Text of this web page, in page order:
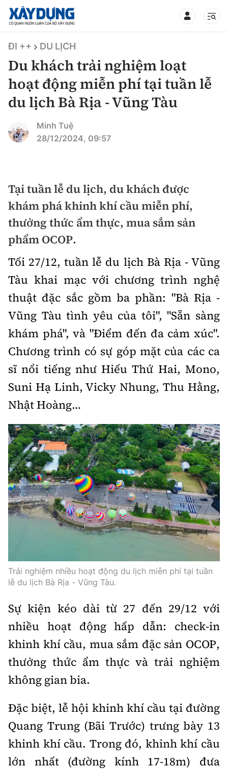
TIN BỘ XÂY DỰNG
CHUYÊN MỤC
Mới nhất
Chính trị
Xã hội
Chuyện dọc đường
Cải chính
Xây dựng
Chỉ đạo điều hành
Quy hoạch kiến trúc
Vật liệu xây dựng
Giám định chất lượng
Quản lý đô thị
Giao thông
Quản lý
Đường bộ
Hàng không
Đường sắt
Đăng kiểm
Đường sắt tốc độ cao
Đường thủy
Hàng hải
Đường sắt đô thị
Nhà thầu
Mời thầu - Đấu thầu
Thi viết về GTVT
Kinh tế
Thị trường
Tài chính
Chứng khoán
Bảo hiểm
Pháp luật
Thanh tra
An ninh hình sự
Điều tra
Pháp đình
Hỏi - Đáp
An toàn giao thông
Giao thông 24h
ATGT địa phương
Văn hóa giao thông
Lái xe an toàn
Chung tay vì ATGT
Gương sáng giao thông
Chất lượng sống
Giáo dục
Y tế
Lao động - Công đoàn
Văn hóa - Giải Trí
Showbiz
Điện ảnh
Âm nhạc
Thể thao
Bóng đá
Bình luận
Hậu trường sao
360 độ thể thao
Công nghệ
Công nghệ mới
Sản phẩm mới
Tư vấn
Thế giới
Thời sự Quốc tế
Hồ sơ tài liệu
Thế giới giao thông
Thế giới xây dựng
Đi ++
Du lịch
Lối sống
Khám phá
Câu chuyện giao thông
Giải trí - Thể thao
Cơ quan chủ quản: Bộ Xây dựng
Giấy phép số: 03/GP-BVHTTDL, cấp ngày 1/4/2025.
Tòa soạn: Số 2 Nguyễn Công Hoan, phường Giảng Võ,
Hà Nội.
Tổng biên tập:
Phó Tổng biên tập:Nguyễn Sơn Tùng,
Nguyễn Đức Thắng, La Đức Hùng
Hotline:
0901 514 799
Quảng cáo và Phát hành:
0915 057 282
ĐI ++ DU LỊCH
Du khách trải nghiệm loạt
hoạt động miễn phí tại tuần lễ
du lịch Bà Rịa - Vũng Tàu
Minh Tuệ
28/12/2024, 09:57
Tại tuần lễ du lịch, du khách được
khám phá khinh khí cầu miễn phí,
thưởng thức ẩm thực, mua sắm sản
phẩm OCOP.
Tối 27/12, tuần lễ du lịch Bà Rịa - Vũng
Tàu khai mạc với chương trình nghệ
thuật đặc sắc gồm ba phần: "Bà Rịa -
Vũng Tàu tình yêu của tôi", "Sẵn sàng
khám phá", và "Điểm đến đa cảm xúc".
Chương trình có sự góp mặt của các ca
sĩ nổi tiếng như Hiếu Thứ Hai, Mono,
Suni Hạ Linh, Vicky Nhung, Thu Hằng,
Nhật Hoàng…
Trải nghiệm nhiều hoạt động du lịch miễn phí tại tuần
lễ du lịch Bà Rịa - Vũng Tàu.
Sự kiện kéo dài từ 27 đến 29/12 với
nhiều hoạt động hấp dẫn: check-in
khinh khí cầu, mua sắm đặc sản OCOP,
thưởng thức ẩm thực và trải nghiệm
không gian bia.
Đặc biệt, lễ hội khinh khí cầu tại đường
Quang Trung (Bãi Trước) trưng bày 13
khinh khí cầu. Trong đó, khinh khí cầu
lớn nhất (đường kính 17-18m) đưa